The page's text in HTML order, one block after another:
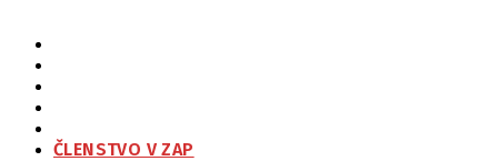
ČLENSTVO V ZAP